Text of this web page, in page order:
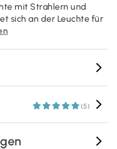
mit Strahlern und
sich an der Leuchte für
(5)